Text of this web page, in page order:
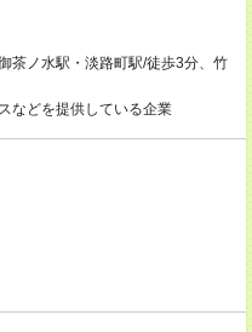
ノ水駅・淡路町駅/徒歩3分、竹
などを提供している企業